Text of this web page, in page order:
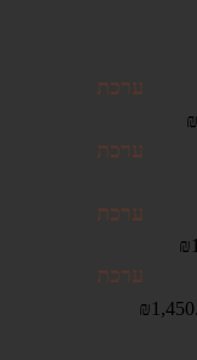
ערכת
₪
ערכת
ערכת
₪
ערכת
₪